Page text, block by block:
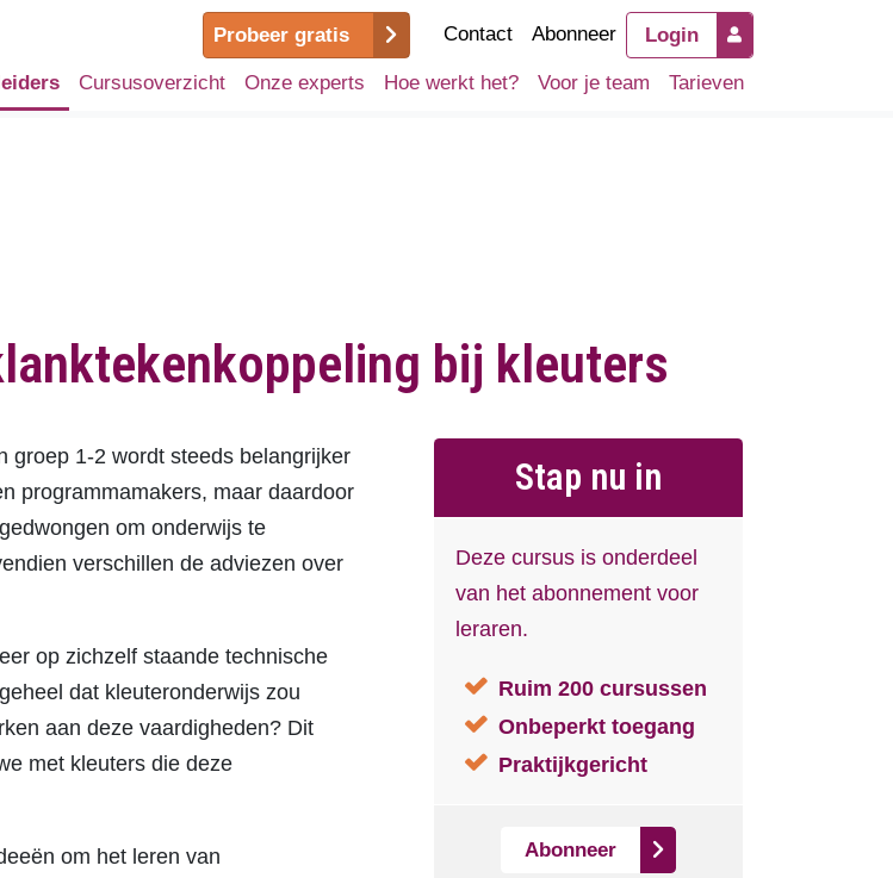
Probeer gratis Contact Abonneer Login
Cursusoverzicht Onze experts Hoe werkt het? Voor je team Tarieven
bij kleuters
Stap nu in
Deze cursus is onderdeel
van het abonnement voor
leraren.
Ruim 200 cursussen
Onbeperkt toegang
Praktijkgericht
Abonneer
groep 1-2 wordt steeds belangrijker
programmamakers, maar daardoor
om onderwijs te
verschillen de adviezen over
op zichzelf staande technische
dat kleuteronderwijs zou
aan deze vaardigheden? Dit
met kleuters die deze
om het leren van